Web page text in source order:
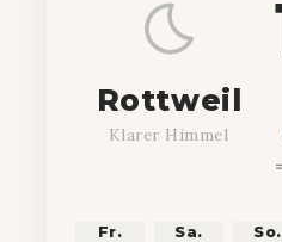
Rottweil
Klarer Himmel
Fr. Sa. So.